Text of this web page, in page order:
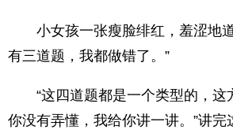
小女孩一张瘦脸绯红，羞涩地道
有三道题，我都做错了。”
“这四道题都是一个类型的，这
你没有弄懂，我给你讲一讲。”讲完